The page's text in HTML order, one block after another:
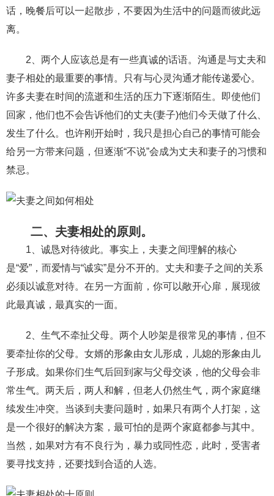
产后恢复
其他
话，晚餐后可以一起散步，不要因为生活中的问题而彼此远
离。
2、两个人应该总是有一些真诚的话语。沟通是与丈夫和
妻子相处的最重要的事情。只有与心灵沟通才能传递爱心。
许多夫妻在时间的流逝和生活的压力下逐渐陌生。即使他们
回家，他们也不会告诉他们的丈夫(妻子)他们今天做了什么、
发生了什么。也许刚开始时，我只是担心自己的事情可能会
给另一方带来问题，但逐渐“不说”会成为丈夫和妻子的习惯和
禁忌。
二、夫妻相处的原则。
1、诚恳对待彼此。事实上，夫妻之间理解的核心
是“爱”，而爱情与“诚实”是分不开的。丈夫和妻子之间的关系
必须以诚意对待。在另一方面前，你可以敞开心扉，展现彼
此最真诚，最真实的一面。
2、生气不牵扯父母。两个人吵架是很常见的事情，但不
要牵扯你的父母。女婿的形象由女儿形成，儿媳的形象由儿
子形成。如果你们生气后回到家与父母交谈，他的父母会非
常生气。两天后，两人和解，但老人仍然生气，两个家庭继
续发生冲突。当谈到夫妻问题时，如果只有两个人打架，这
是一个很好的解决方案，最可怕的是两个家庭都参与其中。
当然，如果对方有不良行为，暴力或同性恋，此时，受害者
要寻找支持，还要找到合适的人选。